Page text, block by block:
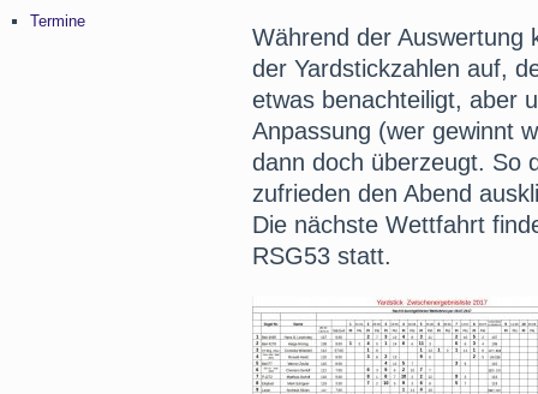
Termine
Während der Auswertung
der Yardstickzahlen auf,
etwas benachteiligt, aber
Anpassung (wer gewinnt
dann doch überzeugt. So
zufrieden den Abend
Die nächste Wettfahrt
RSG53 statt.